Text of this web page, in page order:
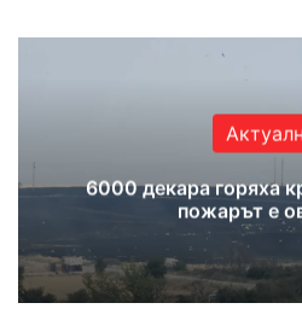
6000 декара горяха
пожарът е